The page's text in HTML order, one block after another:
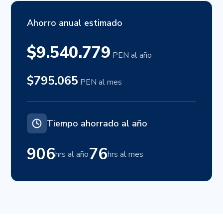
Ahorro anual estimado
$9.540.779 PEN al año
$795.065 PEN al mes
Tiempo ahorrado al año
906hrs al año76hrs al mes